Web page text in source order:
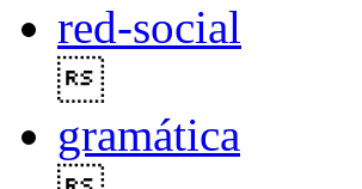
red-social
gramática